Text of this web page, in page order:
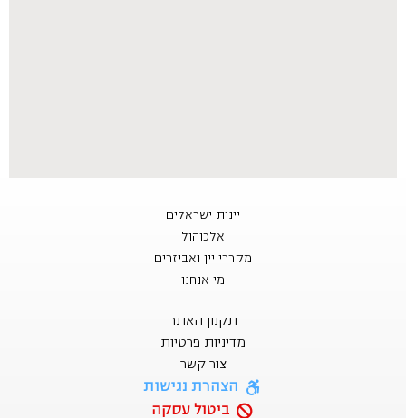
יינות ישראלים
אלכוהול
מקררי יין ואביזרים
מי אנחנו
תקנון האתר
מדיניות פרטיות
צור קשר
הצהרת נגישות
ביטול עסקה